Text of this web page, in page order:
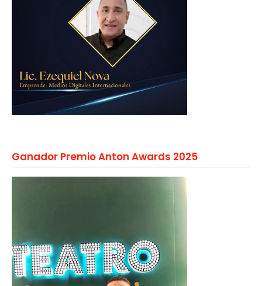
Ganador Premio Anton Awards 2025